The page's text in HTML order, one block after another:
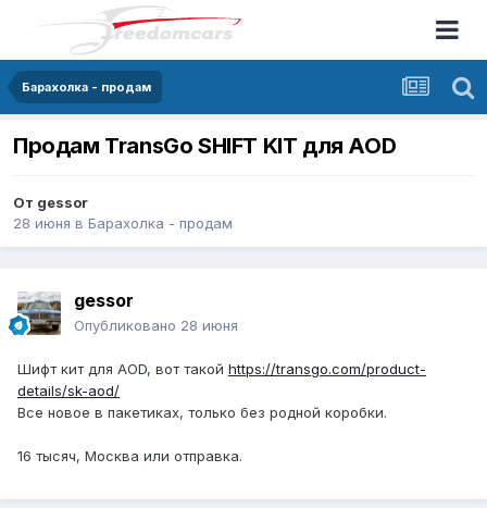
Барахолка - продам
Продам TransGo SHIFT KIT для AOD
От gessor
28 июня в Барахолка - продам
gessor
Опубликовано 28 июня
Шифт кит для AOD, вот такой https://transgo.com/product-
details/sk-aod/
Все новое в пакетиках, только без родной коробки.
16 тысяч, Москва или отправка.